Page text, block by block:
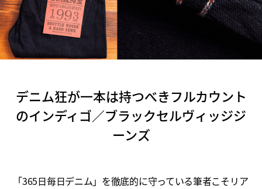
デニム狂が一本は持つべきフルカウント
のインディゴ／ブラックセルヴィッジジ
ーンズ
「365日毎日デニム」を徹底的に守っている筆者こそリア